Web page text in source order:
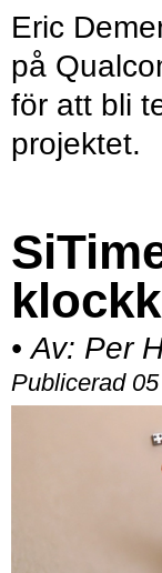
Eric
på
för att bli
projektet.
• Av: Per
Publicerad